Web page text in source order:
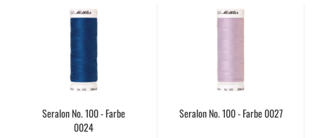
Seralon No. 100 - Farbe
0024
Seralon No. 100 - Farbe 0027